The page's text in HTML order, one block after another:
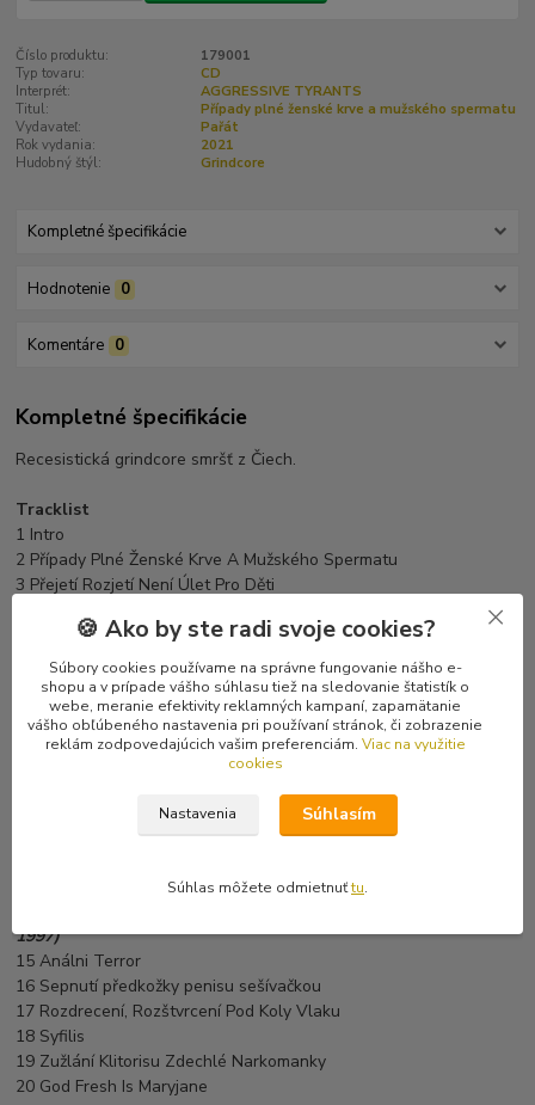
Číslo produktu:
179001
Typ tovaru:
CD
Interprét:
AGGRESSIVE TYRANTS
Titul:
Případy plné ženské krve a mužského spermatu
Vydavateľ:
Pařát
Rok vydania:
2021
Hudobný štýl:
Grindcore
Kompletné špecifikácie
Hodnotenie 0
Komentáre 0
Kompletné špecifikácie
Recesistická grindcore smršť z Čiech.
Tracklist
1 Intro
2 Případy Plné Ženské Krve A Mužského Spermatu
3 Přejetí Rozjetí Není Úlet Pro Děti
5 Chtělo By To Obměnit (Vulvo Vaginitída Parazitní)
6 Sexuální Vraždy Páchané Na Pracovišti (N.P. Prefa Dolní
Březinka-1.4.1972)
7 Don Chuan Z Krematoria
8 Sen Menstrujícího Chlapce Z Klubu Motýlků
9 Čarodějky-Kněžky Bohyně Sexu
11 Šafránek Svatopluk
12 Šafránek Svatopluk
1997)
15 Análni Terror
16 Sepnutí předkožky penisu sešívačkou
17 Rozdrecení, Rozštvrcení Pod Koly Vlaku
18 Syfilis
19 Zužlání Klitorisu Zdechlé Narkomanky
20 God Fresh Is Maryjane
🍪 Ako by ste radi svoje cookies?
Súbory cookies používame na správne fungovanie nášho e-
shopu a v prípade vášho súhlasu tiež na sledovanie štatistík o
webe, meranie efektivity reklamných kampaní, zapamätanie
vášho obľúbeného nastavenia pri používaní stránok, či zobrazenie
reklám zodpovedajúcich vašim preferenciám. Viac na využitie
cookies
Nastavenia Súhlasím
Súhlas môžete odmietnuťtu.